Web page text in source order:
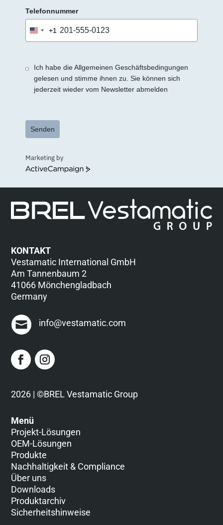
Telefonnummer
United
States
+1
Ich habe die Allgemeinen Geschäftsbedingungen
gelesen und stimme ihnen zu. Sie können sich
jederzeit wieder vom Newsletter abmelden
Senden
Marketing by
ActiveCampaign
KONTAKT
Vestamatic International GmbH
Am Tannenbaum 2
41066 Mönchengladbach
Germany
info@vestamatic.com
2026 | ©BREL Vestamatic Group
Menü
Projekt-Lösungen
OEM-Lösungen
Produkte
Nachhaltigkeit & Compliance
Über uns
Downloads
Produktarchiv
Sicherheitshinweise